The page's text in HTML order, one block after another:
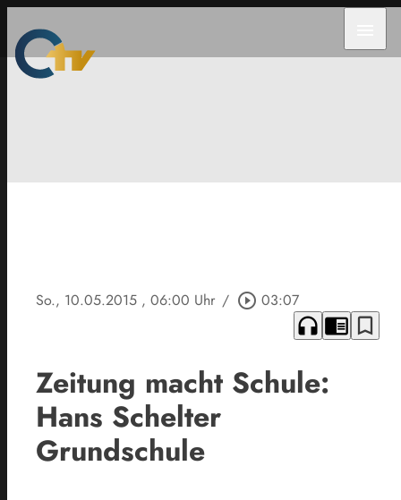
So., 10.05.2015 , 06:00 Uhr / play_circle_outline 03:07
headphones chrome_reader_mode bookmark_border
Zeitung macht Schule:
Hans Schelter
Grundschule